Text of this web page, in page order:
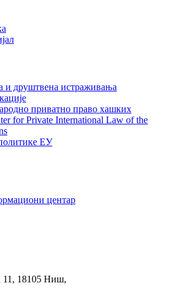
и друштвена истраживања
приватно право хашких
for Private International Law of the
ЕУ
центар
11, 18105 Ниш,